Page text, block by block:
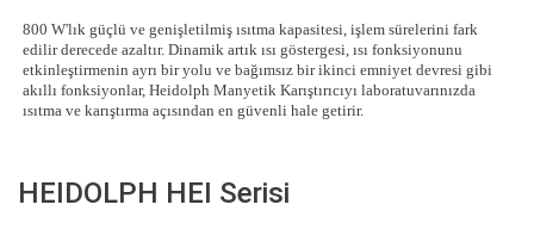
800 W'lık güçlü ve genişletilmiş ısıtma kapasitesi, işlem sürelerini fark
edilir derecede azaltır. Dinamik artık ısı göstergesi, ısı fonksiyonunu
etkinleştirmenin ayrı bir yolu ve bağımsız bir ikinci emniyet devresi gibi
akıllı fonksiyonlar, Heidolph Manyetik Karıştırıcıyı laboratuvarınızda
ısıtma ve karıştırma açısından en güvenli hale getirir.
HEIDOLPH HEI Serisi